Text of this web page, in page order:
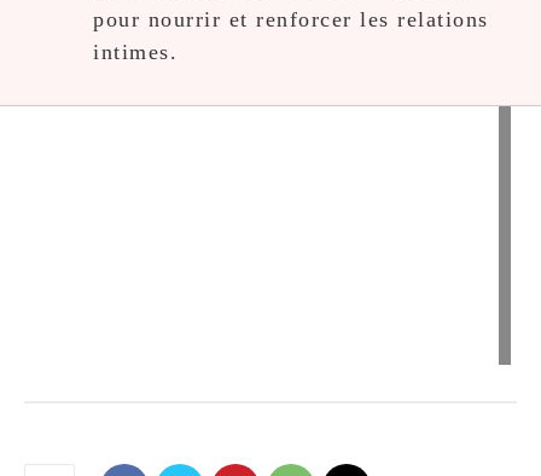
pour nourrir et renforcer les relations
intimes.